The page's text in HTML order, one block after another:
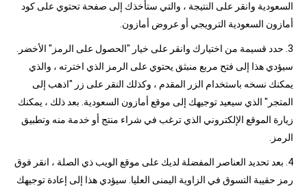
السعودية وانقر على النتيجة ، والتي ستأخذك إلى صفحة تحتوي على كود
أمازون السعودية الترويجي أو عروض أمازون.
3. حدد قسيمة من اختيارك وانقر على خيار "الحصول على الرمز" الأخضر.
سيؤدي هذا إلى فتح مربع منبثق يحتوي على الرمز الذي اخترته ، والذي
يمكنك نسخه باستخدام الزر المقدم ، وكذلك النقر على زر "اذهب إلى
المتجر" الذي سيعيد توجيهك إلى موقع أمازون السعودية. بعد ذلك ، يمكنك
زيارة الموقع الإلكتروني الذي ترغب في شراء منتج أو خدمة منه وتطبيق
الرمز.
4. بعد تحديد العناصر المفضلة لديك على موقع الويب ذي الصلة ، انقر فوق
رمز حقيبة التسوق في الزاوية اليمنى العليا. سيؤدي هذا إلى إعادة توجيهك